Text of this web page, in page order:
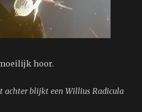
hoor.
achter blijkt een Willius Radicula